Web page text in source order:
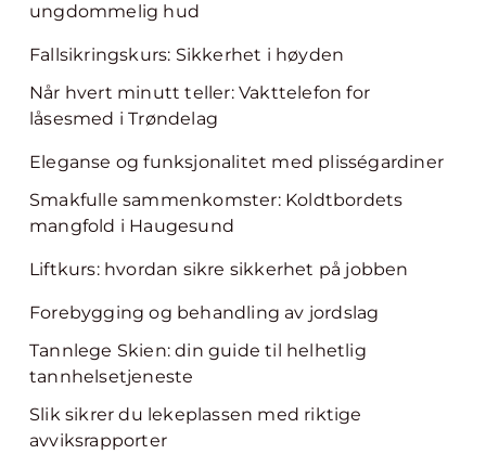
ungdommelig hud
Fallsikringskurs: Sikkerhet i høyden
Når hvert minutt teller: Vakttelefon for
låsesmed i Trøndelag
Eleganse og funksjonalitet med plisségardiner
Smakfulle sammenkomster: Koldtbordets
mangfold i Haugesund
Liftkurs: hvordan sikre sikkerhet på jobben
Forebygging og behandling av jordslag
Tannlege Skien: din guide til helhetlig
tannhelsetjeneste
Slik sikrer du lekeplassen med riktige
avviksrapporter